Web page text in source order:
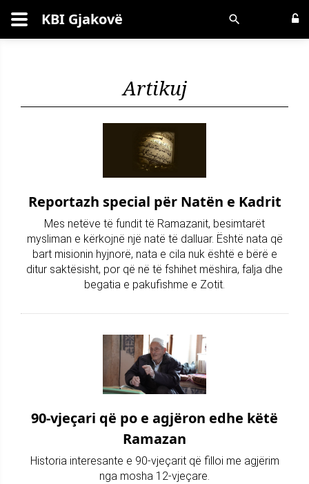
Kërko KBI Gjakovë
Artikuj
Reportazh special për Natën e Kadrit
Mes netëve të fundit të Ramazanit, besimtarët
mysliman e kërkojnë një natë të dalluar. Është nata që
bart misionin hyjnorë, nata e cila nuk është e bërë e
ditur saktësisht, por që në të fshihet mëshira, falja dhe
begatia e pakufishme e Zotit.
90-vjeçari që po e agjëron edhe këtë
Ramazan
Historia interesante e 90-vjeçarit që filloi me agjërim
nga mosha 12-vjeçare.